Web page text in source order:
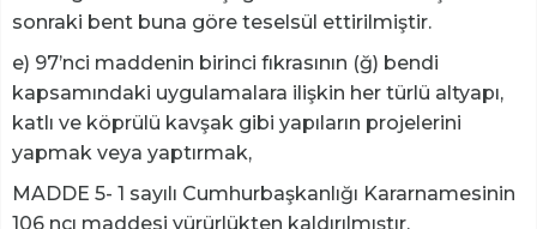
sonraki bent buna göre teselsül ettirilmiştir.
e) 97’nci maddenin birinci fıkrasının (ğ) bendi
kapsamındaki uygulamalara ilişkin her türlü altyapı,
katlı ve köprülü kavşak gibi yapıların projelerini
yapmak veya yaptırmak,
MADDE 5- 1 sayılı Cumhurbaşkanlığı Kararnamesinin
106 ncı maddesi yürürlükten kaldırılmıştır.